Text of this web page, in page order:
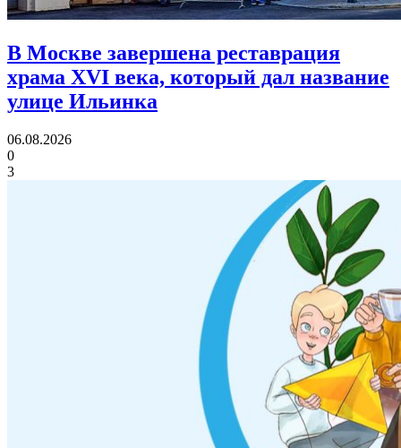
В Москве завершена реставрация
храма XVI века, который дал название
улице Ильинка
06.08.2026
0
3